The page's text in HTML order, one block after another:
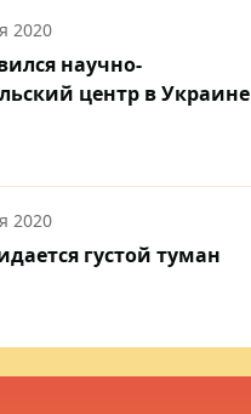
2020
научно-
центр в Украине
2020
густой туман